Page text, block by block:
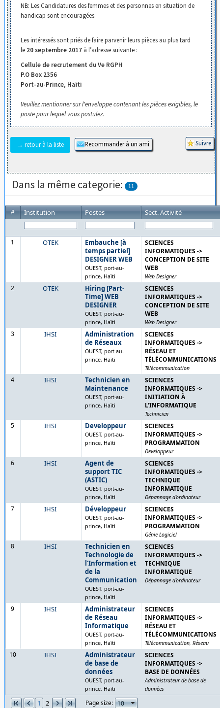
NB: Les Candidatures des femmes et des personnes en situation de
handicap sont encouragées.
Les intéressés sont priés de faire parvenir leurs pièces au plus tard
le 20 septembre 2017à l’adresse suivante :
Cellule de recrutement du Ve RGPH
P.O Box 2356
Port-au-Prince, Haïti
Veuillez mentionner sur l'enveloppe contenant les pièces exigibles, le
poste pour lequel vous postulez.
→ retour à la liste
Dans la même categorie: 11
# Institution Postes Sect. Activité
1 2 Page size:
1 OTEK
Embauche [à
temps partiel]
DESIGNER WEB
OUEST, port-au-
prince, Haïti
SCIENCES
INFORMATIQUES ->
CONCEPTION DE SITE
WEB
Web Designer
2 OTEK
Hiring [Part-
Time] WEB
DESIGNER
OUEST, port-au-
prince, Haïti
SCIENCES
INFORMATIQUES ->
CONCEPTION DE SITE
WEB
Web Designer
3 IHSI
Administration
de Réseaux
OUEST, port-au-
prince, Haïti
SCIENCES
INFORMATIQUES ->
RÉSEAU ET
TÉLÉCOMMUNICATIONS
Télécommunication
4 IHSI
Technicien en
Maintenance
OUEST, port-au-
prince, Haïti
SCIENCES
INFORMATIQUES ->
INITIATION À
L'INFORMATIQUE
Technicien
5 IHSI Developpeur
OUEST, port-au-
prince, Haïti
SCIENCES
INFORMATIQUES ->
PROGRAMMATION
Developpeur
6 IHSI
Agent de
support TIC
(ASTIC)
OUEST, port-au-
prince, Haïti
SCIENCES
INFORMATIQUES ->
TECHNIQUE
INFORMATIQUE
Dépannage d'ordinateur
7 IHSI Développeur
OUEST, port-au-
prince, Haïti
SCIENCES
INFORMATIQUES ->
PROGRAMMATION
Génie Logiciel
8 IHSI
Technicien en
Technologie de
l'Information et
de la
Communication
OUEST, port-au-
prince, Haïti
SCIENCES
INFORMATIQUES ->
TECHNIQUE
INFORMATIQUE
Dépannage d'ordinateur
9 IHSI
Administrateur
de Réseau
Informatique
OUEST, port-au-
prince, Haïti
SCIENCES
INFORMATIQUES ->
RÉSEAU ET
TÉLÉCOMMUNICATIONS
Télécommunication, Réseau
10 IHSI
Administrateur
de base de
données
OUEST, port-au-
prince, Haïti
SCIENCES
INFORMATIQUES ->
BASE DE DONNÉES
Administrateur de base de
données